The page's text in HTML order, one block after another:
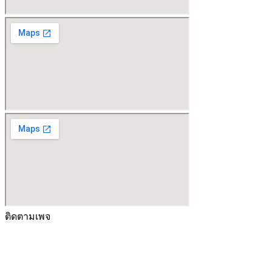
ติดตามเพจ